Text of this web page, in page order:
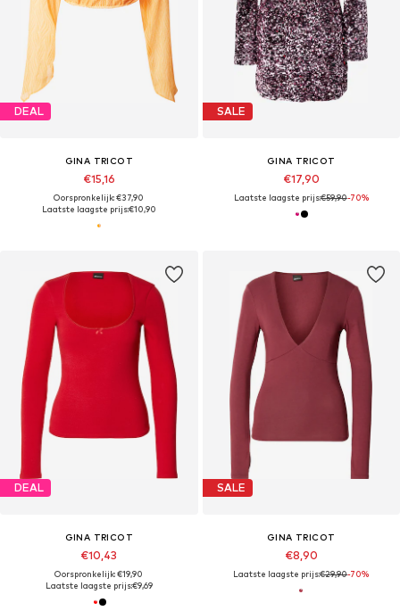
DEAL
GINA TRICOT
€15,16
Oorspronkelijk: €37,90
Laatste laagste prijs:€10,90
SALE
GINA TRICOT
€17,90
Laatste laagste prijs:€59,90-70%
DEAL
GINA TRICOT
€10,43
Oorspronkelijk: €19,90
Laatste laagste prijs:€9,69
SALE
GINA TRICOT
€8,90
Laatste laagste prijs:€29,90-70%